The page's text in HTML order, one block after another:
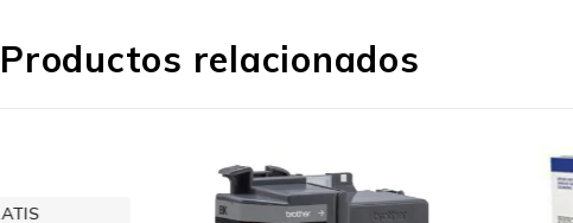
Empaquetado
Tipo de embalaje
Productos relacionados